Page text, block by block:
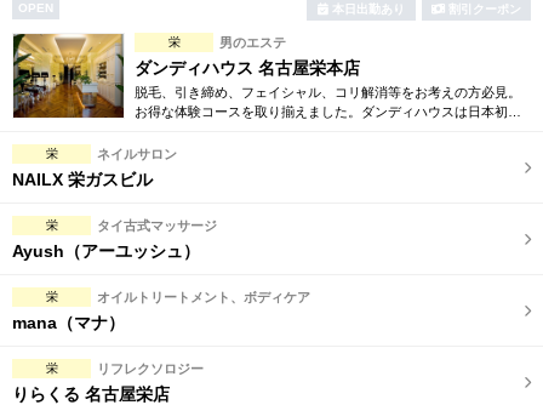
OPEN 本日出勤あり 割引クーポン
栄 男のエステ
ダンディハウス 名古屋栄本店
脱毛、引き締め、フェイシャル、コリ解消等をお考えの方必見。
お得な体験コースを取り揃えました。ダンディハウスは日本初の
感しています。
栄 ネイルサロン
NAILX 栄ガスビル
栄 タイ古式マッサージ
Ayush（アーユッシュ）
栄 オイルトリートメント、ボディケア
mana（マナ）
栄 リフレクソロジー
りらくる 名古屋栄店